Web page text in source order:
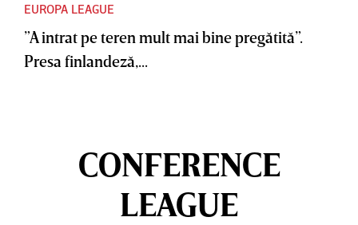
EUROPA LEAGUE
”A intrat pe teren mult mai bine pregătită”.
Presa finlandeză,...
CONFERENCE
LEAGUE